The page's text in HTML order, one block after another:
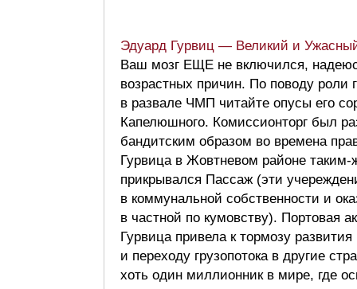
Эдуард Гурвиц — Великий и
Ваш мозг ЕЩЕ не включился,
возрастных причин. По поводу роли
в развале ЧМП читайте опусы его
Капелюшного. Комиссионторг был
бандитским образом во времена
Гурвица в Жовтневом районе таким-
прикрывался Пассаж (эти
в коммунальной собственности и
в частной по кумовству). Портовая
Гурвица привела к тормозу развития
и переходу грузопотока в другие
хоть один миллионник в мире, где